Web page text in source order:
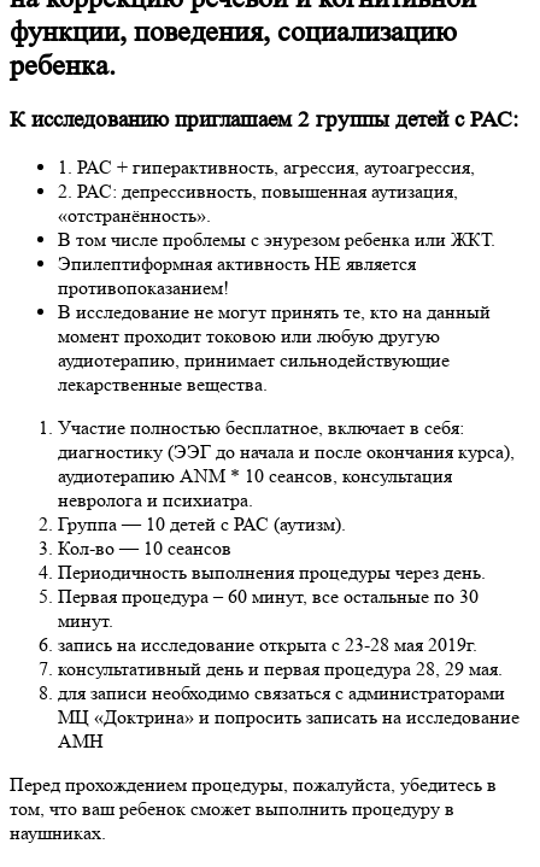
функции, поведения, социализацию
ребенка.
К исследованию приглашаем 2 группы детей с РАС:
1. РАС + гиперактивность, агрессия, аутоагрессия,
2. РАС: депрессивность, повышенная аутизация,
«отстранённость».
В том числе проблемы с энурезом ребенка или ЖКТ.
Эпилептиформная активность НЕ является
противопоказанием!
В исследование не могут принять те, кто на данный
момент проходит токовою или любую другую
аудиотерапию, принимает сильнодействующие
лекарственные вещества.
Участие полностью бесплатное, включает в себя:
диагностику (ЭЭГ до начала и после окончания курса),
аудиотерапию ANM * 10 сеансов, консультация
невролога и психиатра.
Группа — 10 детей с РАС (аутизм).
Кол-во — 10 сеансов
Периодичность выполнения процедуры через день.
Первая процедура – 60 минут, все остальные по 30
минут.
запись на исследование открыта с 23-28 мая 2019г.
консультативный день и первая процедура 28, 29 мая.
для записи необходимо связаться с администраторами
МЦ «Доктрина» и попросить записать на исследование
АМН
Перед прохождением процедуры, пожалуйста, убедитесь в
том, что ваш ребенок сможет выполнить процедуру в
наушниках.